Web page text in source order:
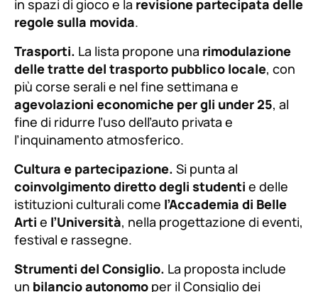
La piattaforma programmatica della lista si
articola inquattro aree tematiche
Spazi sociali.L’obiettivo è ilrifacimento delle
strutture sportive esistenti, come il campetto
di via Sellari e il palazzetto del Matusa, per
restituire luoghi di aggregazione ai giovani.
Prevista anche lariconversione di aree urbane
in spazi di gioco e larevisione partecipata delle
regole sulla movida.
Trasporti.La lista propone unarimodulazione
delle tratte del trasporto pubblico locale, con
più corse serali e nel fine settimana e
agevolazioni economiche per gli under 25
fine di ridurre l’uso dell’auto privata e
l’inquinamento atmosferico.